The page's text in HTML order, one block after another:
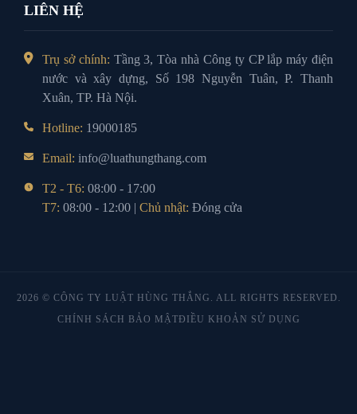
LIÊN HỆ
Trụ sở chính: Tầng 3, Tòa nhà Công ty CP lắp máy điện
nước và xây dựng, Số 198 Nguyễn Tuân, P. Thanh
Xuân, TP. Hà Nội.
Hotline: 19000185
Email: info@luathungthang.com
T2 - T6: 08:00 - 17:00
T7: 08:00 - 12:00 |Chủ nhật:Đóng cửa
CHÍNH SÁCH BẢO MẬTĐIỀU KHOẢN SỬ DỤNG
2026 © CÔNG TY LUẬT HÙNG THẮNG. ALL RIGHTS RESERVED.